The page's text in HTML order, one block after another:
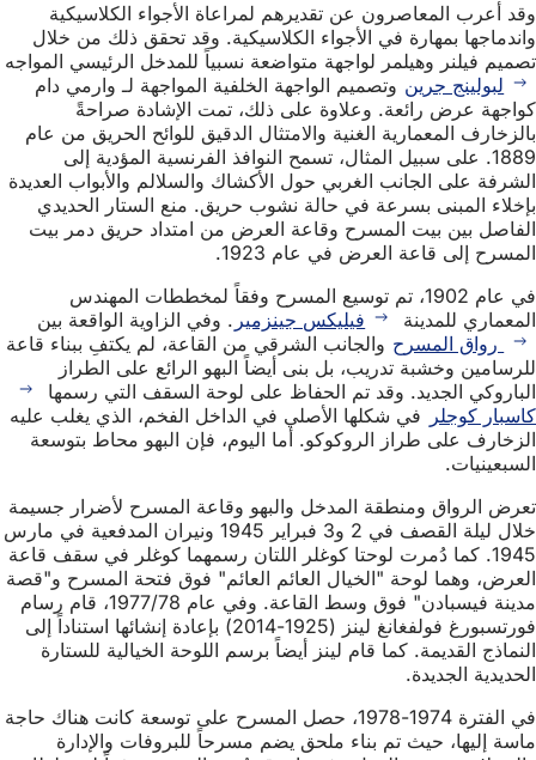
وقد أعرب المعاصرون عن تقديرهم لمراعاة الأجواء الكلاسيكية
واندماجها بمهارة في الأجواء الكلاسيكية. وقد تحقق ذلك من خلال
تصميم فيلنر وهيلمر لواجهة متواضعة نسبياً للمدخل الرئيسي المواجه
لبولينج جرين وتصميم الواجهة الخلفية المواجهة لـ وارمي دام
كواجهة عرض رائعة. وعلاوة على ذلك، تمت الإشادة صراحةً
بالزخارف المعمارية الغنية والامتثال الدقيق للوائح الحريق من عام
1889. على سبيل المثال، تسمح النوافذ الفرنسية المؤدية إلى
الشرفة على الجانب الغربي حول الأكشاك والسلالم والأبواب العديدة
بإخلاء المبنى بسرعة في حالة نشوب حريق. منع الستار الحديدي
الفاصل بين بيت المسرح وقاعة العرض من امتداد حريق دمر بيت
المسرح إلى قاعة العرض في عام 1923.
في عام 1902، تم توسيع المسرح وفقاً لمخططات المهندس
المعماري للمدينة
فيليكس جينزمير . وفي الزاوية الواقعة بين
رواق المسرح والجانب الشرقي من القاعة، لم يكتفِ ببناء قاعة
للرسامين وخشبة تدريب، بل بنى أيضاً البهو الرائع على الطراز
الباروكي الجديد. وقد تم الحفاظ على لوحة السقف التي رسمها
كاسبار كوجلر
في شكلها الأصلي في الداخل الفخم، الذي يغلب عليه
الزخارف على طراز الروكوكو. أما اليوم، فإن البهو محاط بتوسعة
السبعينيات.
تعرض الرواق ومنطقة المدخل والبهو وقاعة المسرح لأضرار جسيمة
خلال ليلة القصف في 2 و3 فبراير 1945 ونيران المدفعية في مارس
1945. كما دُمرت لوحتا كوغلر اللتان رسمهما كوغلر في سقف قاعة
العرض، وهما لوحة "الخيال العائم العائم" فوق فتحة المسرح و"قصة
مدينة فيسبادن" فوق وسط القاعة. وفي عام 1977/78، قام رسام
فورتسبورغ فولفغانغ لينز (1925-2014) بإعادة إنشائها استناداً إلى
النماذج القديمة. كما قام لينز أيضاً برسم اللوحة الخيالية للستارة
الحديدية الجديدة.
في الفترة 1974-1978، حصل المسرح على توسعة كانت هناك حاجة
ماسة إليها، حيث تم بناء ملحق يضم مسرحاً للبروفات والإدارة